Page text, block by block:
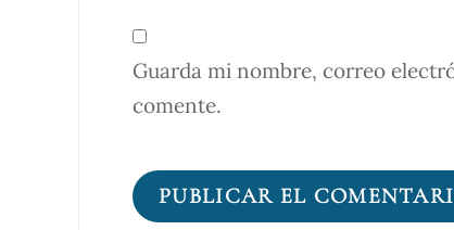
Guarda mi nombre, correo
comente.